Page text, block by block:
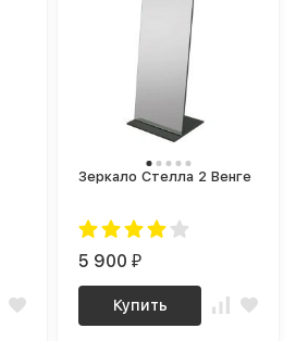
Зеркало Стелла 2 Венге
5 900₽
Купить